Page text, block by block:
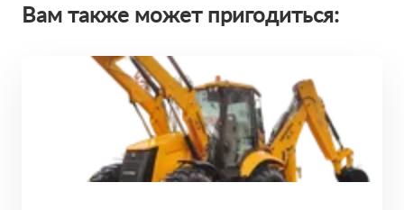
Вам также может пригодиться: